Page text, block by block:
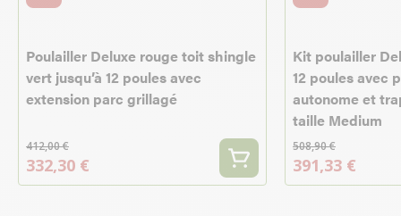
Poulailler Deluxe rouge toit shingle
vert jusqu’à 12 poules avec
extension parc grillagé
412,00 €
332,30 €
Kit poulailler
12 poules avec
autonome et
taille Medium
508,90 €
391,33 €